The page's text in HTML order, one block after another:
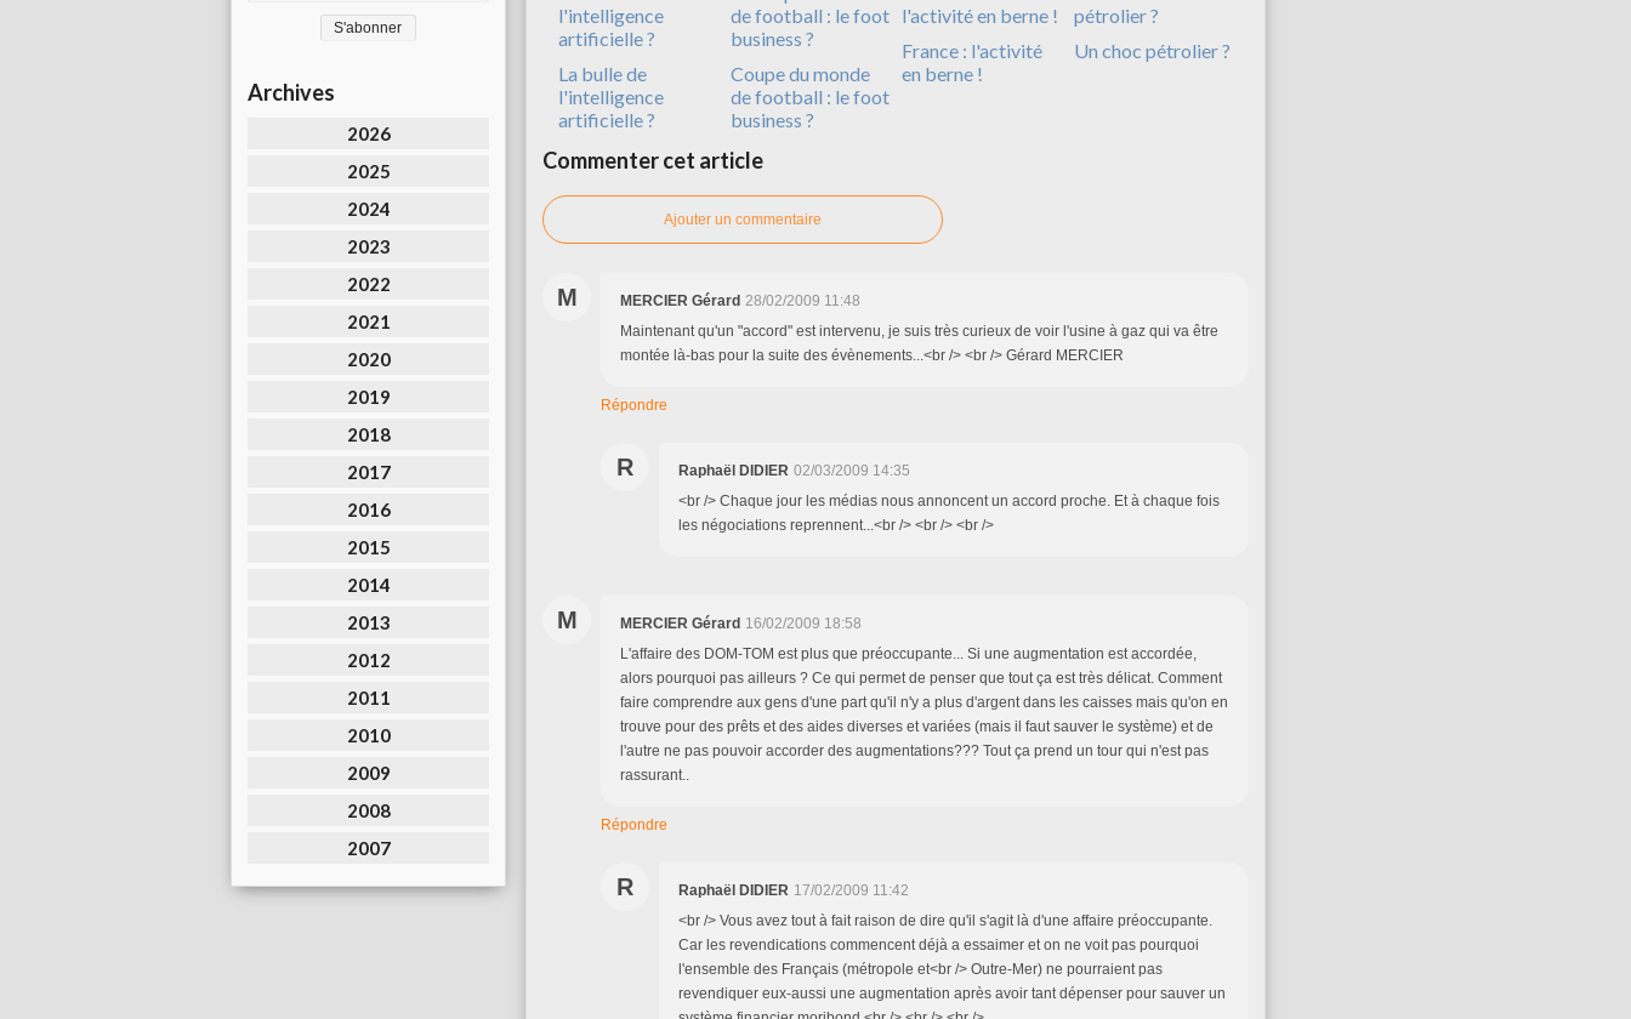
Archives
2026
2025
2024
2023
2022
2021
2020
2019
2018
2017
2016
2015
2014
2013
2012
2011
2010
2009
2008
2007
La bulle de
l'intelligence
artificielle ?
Coupe du monde
de football : le foot
business ?
France : l'activité
en berne !
Un choc pétrolier ?
Commenter cet article
Ajouter un commentaire
M MERCIER Gérard 28/02/2009 11:48
Maintenant qu'un "accord" est intervenu, je suis très curieux de voir l'usine à gaz qui va être
montée là-bas pour la suite des évènements...<br /> <br /> Gérard MERCIER
Répondre
R Raphaël DIDIER 02/03/2009 14:35
<br /> Chaque jour les médias nous annoncent un accord proche. Et à chaque fois
les négociations reprennent...<br /> <br /> <br />
M MERCIER Gérard 16/02/2009 18:58
L'affaire des DOM-TOM est plus que préoccupante... Si une augmentation est accordée,
alors pourquoi pas ailleurs ? Ce qui permet de penser que tout ça est très délicat. Comment
faire comprendre aux gens d'une part qu'il n'y a plus d'argent dans les caisses mais qu'on en
trouve pour des prêts et des aides diverses et variées (mais il faut sauver le système) et de
l'autre ne pas pouvoir accorder des augmentations??? Tout ça prend un tour qui n'est pas
rassurant..
Répondre
R Raphaël DIDIER 17/02/2009 11:42
<br /> Vous avez tout à fait raison de dire qu'il s'agit là d'une affaire préoccupante.
Car les revendications commencent déjà a essaimer et on ne voit pas pourquoi
l'ensemble des Français (métropole et<br /> Outre-Mer) ne pourraient pas
revendiquer eux-aussi une augmentation après avoir tant dépenser pour sauver un